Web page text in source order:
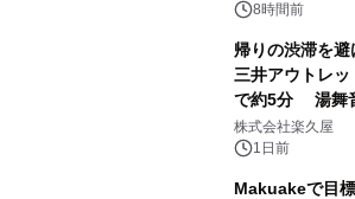
ボグッズも発売
8時間前
帰りの渋滞を避
三井アウトレ
で約5分 湯舞
メニューを提供
株式会社楽久屋
1日前
Makuakeで目